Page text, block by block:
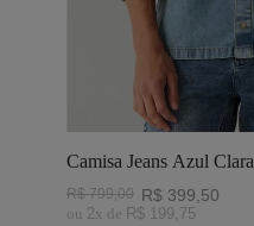
Camisa Jeans Azul Clara
R$ 799,00 R$ 399 50
ou 2x de R$ 199 75